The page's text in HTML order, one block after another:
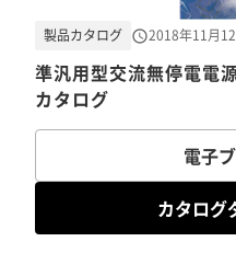
準汎用型交流無停電電
カタログ
製品カタログ 2018年11月
電子
カタログ